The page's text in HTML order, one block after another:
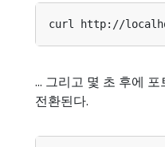
... 그리고 몇 초 후에
전환된다.